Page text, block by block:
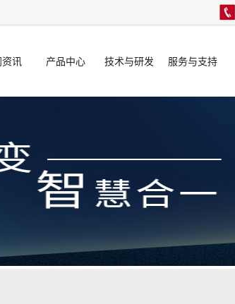
资讯
公告
业资讯
产品中心
机组系列
供氧曝气系列
技术与研发
研发中心
服务与支持
案例展示
在线选型